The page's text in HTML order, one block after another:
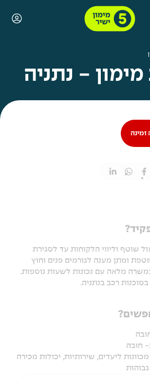
מימון - נתניה
זמינה
שוטף וליווי הלקוחות עד לסגירת
ומתן מענה לגורמים פנים וחוץ
במשרה מלאה עם נכונות לשעות נוספות.
רכב בנתניה.
חובה
ליעדים, שירותיות, יכולות מכירה